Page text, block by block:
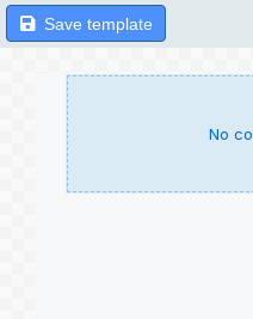
Save template